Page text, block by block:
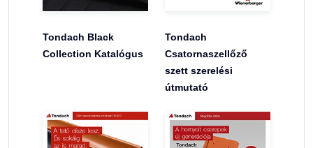
Tondach Black
Collection Katalógus
Tondach
Csatornaszellőző
szett szerelési
útmutató